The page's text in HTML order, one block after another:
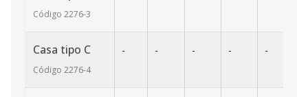
Código 2276-3
Casa tipo C
Código 2276-4
- - - - -